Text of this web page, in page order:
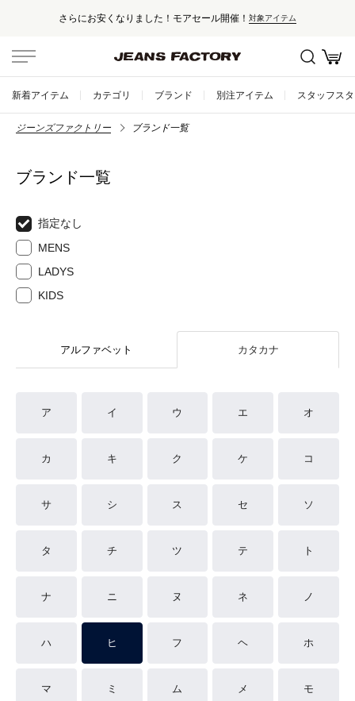
さらにお安くなりました！モアセール開催！対象アイテム
新着アイテム カテゴリ ブランド 別注アイテム スタッフス
ジーンズファクトリー ブランド一覧
ブランド一覧
指定なし
MENS
LADYS
KIDS
アルファベット カタカナ
ア イ ウ エ オ
カ キ ク ケ コ
サ シ ス セ ソ
タ チ ツ テ ト
ナ ニ ヌ ネ ノ
ハ ヒ フ ヘ ホ
マ ミ ム メ モ